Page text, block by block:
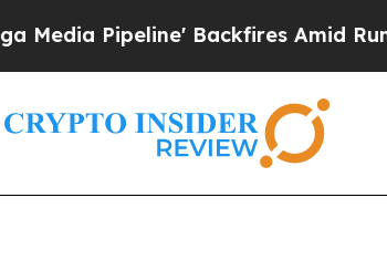
Backfires Amid Rumors